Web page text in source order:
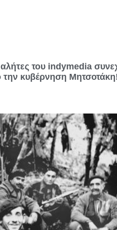
του indymedia
την κυβέρνηση